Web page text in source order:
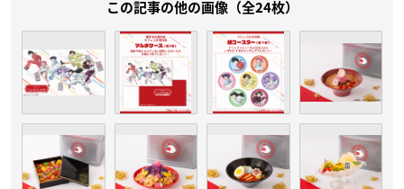
この記事の他の画像（全24枚）